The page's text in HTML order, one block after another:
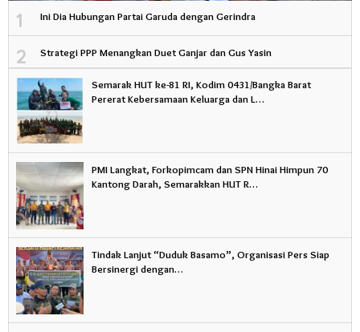
1 Ini Dia Hubungan Partai Garuda dengan Gerindra
2 Strategi PPP Menangkan Duet Ganjar dan Gus Yasin
Semarak HUT ke-81 RI, Kodim 0431/Bangka Barat
Pererat Kebersamaan Keluarga dan L…
PMI Langkat, Forkopimcam dan SPN Hinai Himpun 70
Kantong Darah, Semarakkan HUT R…
Tindak Lanjut “Duduk Basamo”, Organisasi Pers Siap
Bersinergi dengan…